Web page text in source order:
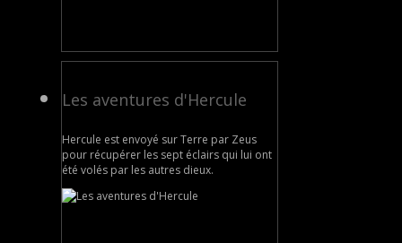
Les aventures d'Hercule
Hercule est envoyé sur Terre par Zeus
pour récupérer les sept éclairs qui lui ont
été volés par les autres dieux.